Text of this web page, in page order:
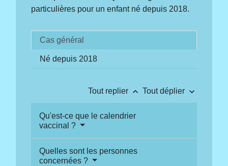
particulières pour un enfant né depuis 2018.
Cas général
Né depuis 2018
Tout replier keyboard_arrow_up Tout déplier keyboard_arrow_down
Qu'est-ce que le calendrier
vaccinal ?
Quelles sont les personnes
concernées ?